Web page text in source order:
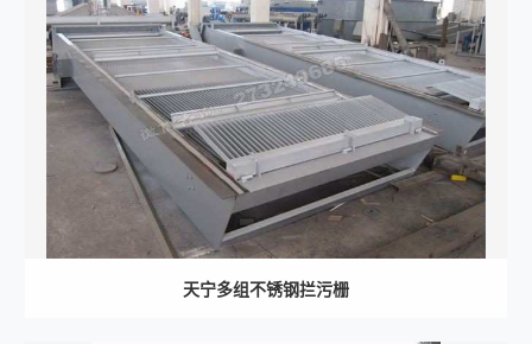
天宁多组不锈钢拦污栅